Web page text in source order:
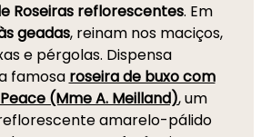
Roseiras reflorescentes. Em
geadas, reinam nos maciços,
e pérgolas. Dispensa
famosa roseira de buxo com
(Mme A. Meilland), um
amarelo-pálido